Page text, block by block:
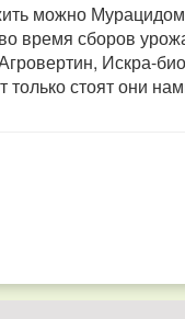
можно
время сборов
Искра-
только стоят они